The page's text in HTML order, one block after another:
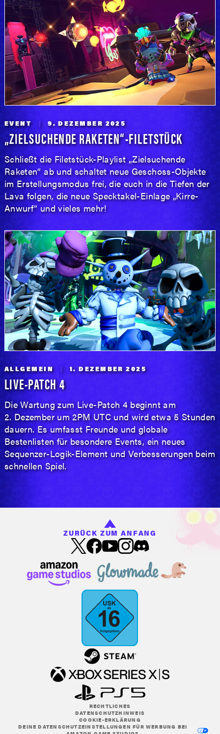
EVENT 9. DEZEMBER 2025
„ZIELSUCHENDE RAKETEN“-FILETSTÜCK
Schließt die Filetstück-Playlist „Zielsuchende
Raketen“ ab und schaltet neue Geschoss-Objekte
im Erstellungsmodus frei, die euch in die Tiefen der
Lava folgen, die neue Specktakel-Einlage „Kirre-
Anwurf“ und vieles mehr!
ALLGEMEIN 1. DEZEMBER 2025
LIVE-PATCH 4
Die Wartung zum Live-Patch 4 beginnt am
2. Dezember um 2PM UTC und wird etwa 5 Stunden
dauern. Es umfasst Freunde und globale
Bestenlisten für besondere Events, ein neues
Sequenzer-Logik-Element und Verbesserungen beim
schnellen Spiel.
ZURÜCK ZUM ANFANG
RECHTLICHES
DATENSCHUTZHINWEIS
COOKIE-ERKLÄRUNG
DEINE DATENSCHUTZEINSTELLUNGEN FÜR WERBUNG BEI